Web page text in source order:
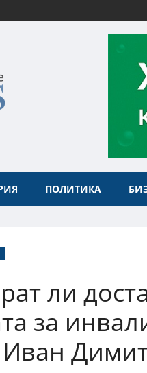
ПОЛИТИКА
ли
за